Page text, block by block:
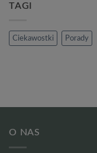
TAGI
Ciekawostki Porady
O NAS